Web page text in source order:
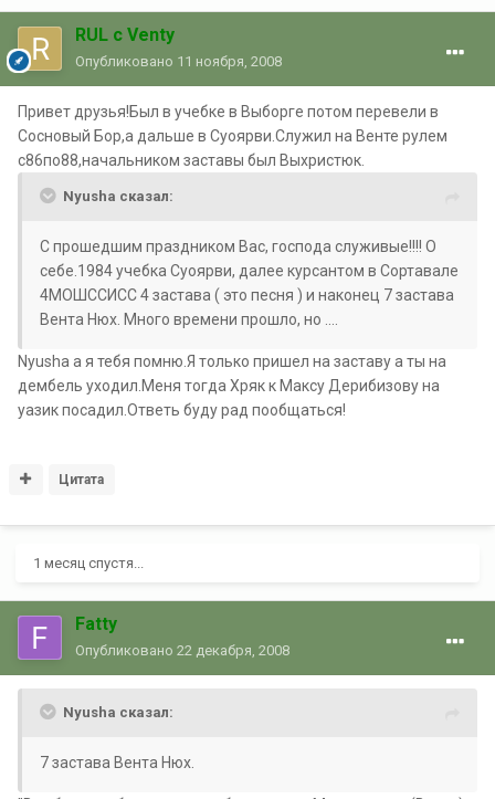
RUL с Venty
Опубликовано 11 ноября, 2008
Привет друзья!Был в учебке в Выборге потом перевели в
Сосновый Бор,а дальше в Суоярви.Служил на Венте рулем
с86по88,начальником заставы был Выхристюк.
Nyusha сказал:
С прошедшим праздником Вас, господа служивые!!!! О
себе.1984 учебка Суоярви, далее курсантом в Сортавале
4МОШССИСС 4 застава ( это песня ) и наконец 7 застава
Вента Нюх. Много времени прошло, но ....
Nyusha а я тебя помню.Я только пришел на заставу а ты на
дембель уходил.Меня тогда Хряк к Максу Дерибизову на
уазик посадил.Ответь буду рад пообщаться!
Цитата
1 месяц спустя...
Fatty
Опубликовано 22 декабря, 2008
Nyusha сказал:
7 застава Вента Нюх.